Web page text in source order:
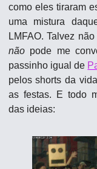
como eles tiraram
uma mistura
não pode me
passinho igual de
pelos shorts da
as festas. E todo
das ideias: